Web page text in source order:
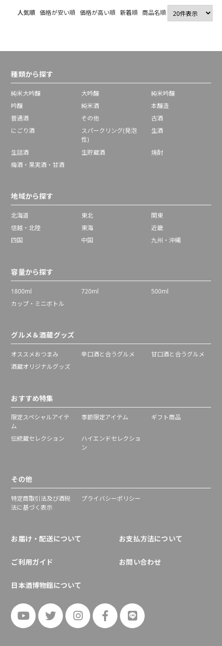
人気順 価格が安い順 価格が高い順 新着順 商品名順
種類から探す
純米大吟醸 大吟醸
純米吟醸
吟醸
純米酒
本醸造
普通酒
その他
古酒
にごり酒
スパークリング(発泡
性)
生酒
生詰酒 生貯蔵酒
焼酎
梅酒・果実酒・甘酒
地域から探す
北海道 東北
関東
信越・北陸
東海
近畿
四国
中国 九州・沖縄
容量から探す
1800ml 720ml
500ml
カップ・ミニボトル
グルメ＆酒蔵グッズ
オススメおつまみ 辛口酒と合うグルメ
甘口酒と合うグルメ
酒蔵オリジナルグッズ
おすすめ特集
限定スペシャルアイテ
ム
季節限定アイテム ギフト商品
伝統蔵セレクション
ハイエンドセレクショ
ン
その他
特定商取引法及び酒税
法に基づく表示
プライバシーポリシー
お届け・配送について お支払方法について
ご利用ガイド お問い合わせ
日本酒博物館について